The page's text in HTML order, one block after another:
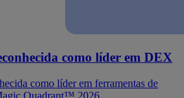
como líder em DEX
como líder em ferramentas de